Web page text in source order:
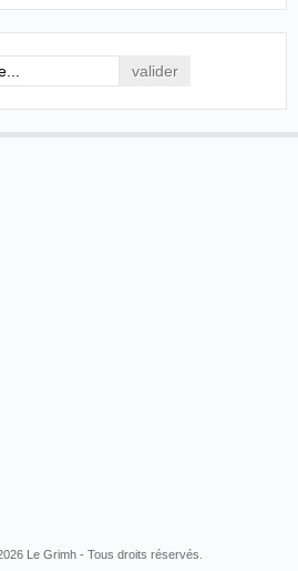
Le Grimh - Tous droits réservés.